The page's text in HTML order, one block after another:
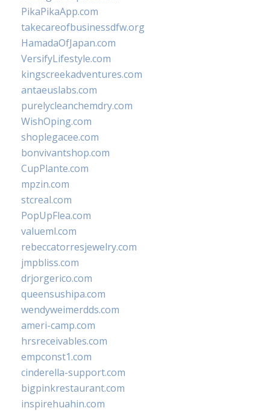
PikaPikaApp.com
takecareofbusinessdfw.org
HamadaOfJapan.com
VersifyLifestyle.com
kingscreekadventures.com
antaeuslabs.com
purelycleanchemdry.com
WishOping.com
shoplegacee.com
bonvivantshop.com
CupPlante.com
mpzin.com
stcreal.com
PopUpFlea.com
valueml.com
rebeccatorresjewelry.com
jmpbliss.com
drjorgerico.com
queensushipa.com
wendyweimerdds.com
ameri-camp.com
hrsreceivables.com
empconst1.com
cinderella-support.com
bigpinkrestaurant.com
inspirehuahin.com